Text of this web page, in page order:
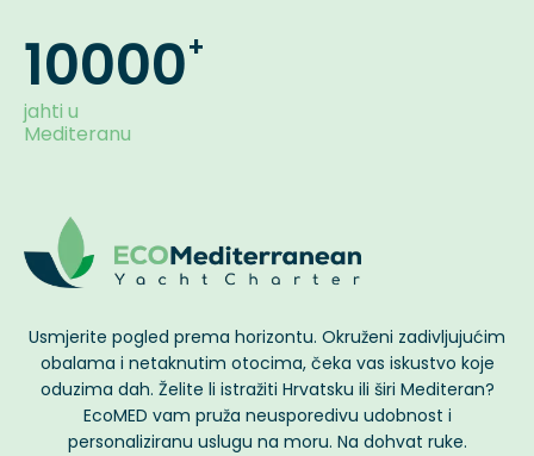
10000
jahti u
Mediteranu
Usmjerite pogled prema horizontu. Okruženi zadivljujućim
obalama i netaknutim otocima, čeka vas iskustvo koje
oduzima dah. Želite li istražiti Hrvatsku ili širi Mediteran?
EcoMED vam pruža neusporedivu udobnost i
personaliziranu uslugu na moru. Na dohvat ruke.